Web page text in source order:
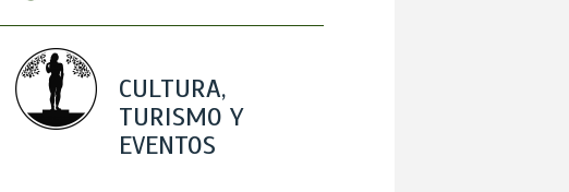
CULTURA,
TURISMO Y
EVENTOS